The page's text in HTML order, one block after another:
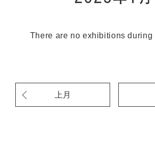
There are no exhibitions during
上月